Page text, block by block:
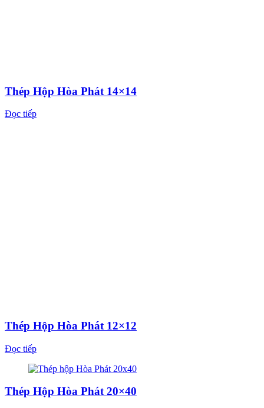
Thép Hộp Hòa Phát 14×14
Đọc tiếp